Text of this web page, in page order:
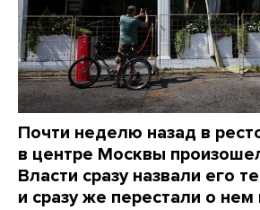
Почти неделю назад в
в центре Москвы
Власти сразу назвали его
и сразу же перестали о нем